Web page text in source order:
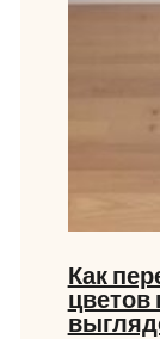
Как
цветов